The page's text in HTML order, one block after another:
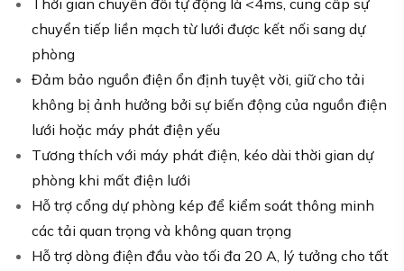
Thời gian chuyển đổi tự động là <4ms, cung cấp sự
chuyển tiếp liền mạch từ lưới được kết nối sang dự
phòng
Đảm bảo nguồn điện ổn định tuyệt vời, giữ cho tải
không bị ảnh hưởng bởi sự biến động của nguồn điện
lưới hoặc máy phát điện yếu
Tương thích với máy phát điện, kéo dài thời gian dự
phòng khi mất điện lưới
Hỗ trợ cổng dự phòng kép để kiểm soát thông minh
các tải quan trọng và không quan trọng
Hỗ trợ dòng điện đầu vào tối đa 20 A, lý tưởng cho tất